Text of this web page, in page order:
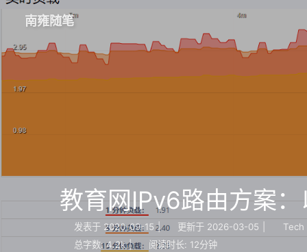
南雍随笔
教育网IPv6路由方案
发表于 2020-09-15 | 更新于 2026-03-05
Tech
总字数: 4.2k | 阅读时长: 12分钟